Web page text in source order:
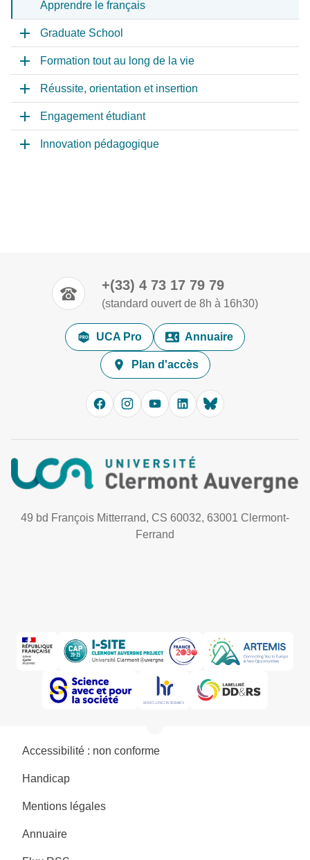
Apprendre le français
Graduate School
Formation tout au long de la vie
Réussite, orientation et insertion
Engagement étudiant
Innovation pédagogique
+(33) 4 73 17 79 79
(standard ouvert de 8h à 16h30)
UCA Pro Annuaire
Plan d'accès
49 bd François Mitterrand, CS 60032, 63001 Clermont-
Ferrand
Accessibilité : non conforme
Handicap
Mentions légales
Annuaire